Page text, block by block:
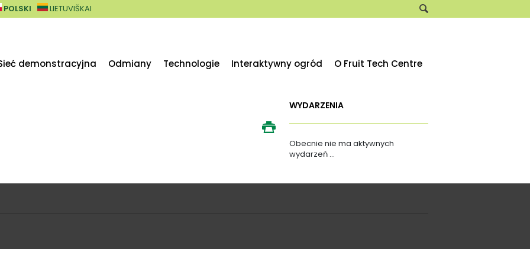
POLSKI LIETUVIŠKAI
demonstracyjna Odmiany Technologie Interaktywny ogród O Fruit Tech Centre
WYDARZENIA
Obecnie nie ma aktywnych
wydarzeń ...